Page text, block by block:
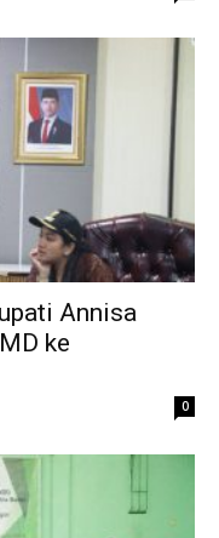
Annisa
ke
0